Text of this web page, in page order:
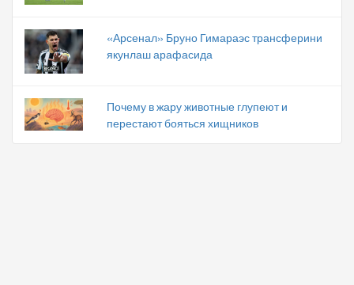
«Арсенал» Бруно Гимараэс трансферини
якунлаш арафасида
Почему в жару животные глупеют и
перестают бояться хищников